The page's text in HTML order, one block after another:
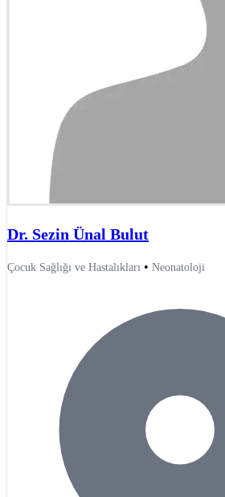
Dr. Sezin Ünal Bulut
Çocuk Sağlığı ve Hastalıkları • Neonatoloji